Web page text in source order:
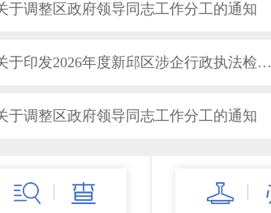
于调整区政府领导同志工作分工的通知
新邱区人民政府办公室关于印发2026年度新邱区涉企行政执法检查计划的通知
于调整区政府领导同志工作分工的通知